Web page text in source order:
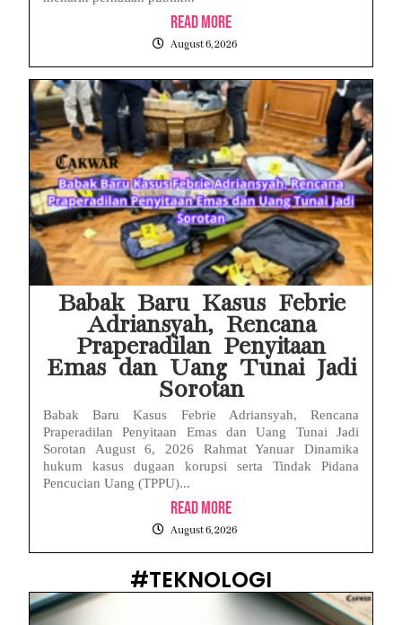
Read More
August 6, 2026
Babak Baru Kasus Febrie
Adriansyah, Rencana
Praperadilan Penyitaan
Emas dan Uang Tunai Jadi
Sorotan
Babak Baru Kasus Febrie Adriansyah, Rencana
Praperadilan Penyitaan Emas dan Uang Tunai Jadi
Sorotan August 6, 2026 Rahmat Yanuar Dinamika
hukum kasus dugaan korupsi serta Tindak Pidana
Pencucian Uang (TPPU)...
Read More
August 6, 2026
#TEKNOLOGI